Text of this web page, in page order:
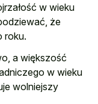
w wieku
że
roku.
a większość
w wieku
wolniejszy